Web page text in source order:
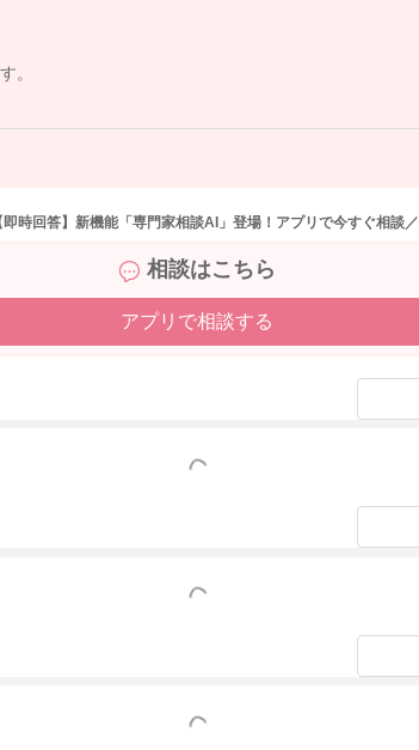
の分泌が減ってしまうこともあります。
りますよ。
。
即時回答】新機能「専門家相談AI」登場！アプリで今すぐ相談／
相談はこちら
アプリで相談する
もっと見る
もっと見る
もっと見る